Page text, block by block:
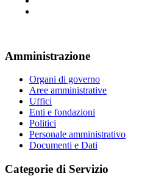
Amministrazione
Organi di governo
Aree amministrative
Uffici
Enti e fondazioni
Politici
Personale amministrativo
Documenti e Dati
Categorie di Servizio